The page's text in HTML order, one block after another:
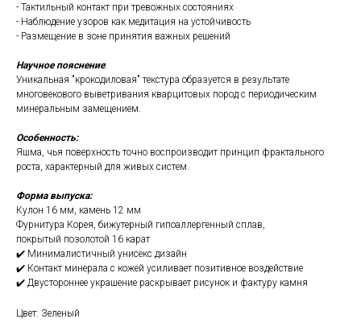
- Тактильный контакт при тревожных состояниях
- Наблюдение узоров как медитация на устойчивость
- Размещение в зоне принятия важных решений
Научное пояснение:
Уникальная "крокодиловая" текстура образуется в результате
многовекового выветривания кварцитовых пород с периодическим
минеральным замещением.
Особенность:
Яшма, чья поверхность точно воспроизводит принцип фрактального
роста, характерный для живых систем.
Форма выпуска:
Кулон 16 мм, камень 12 мм
Фурнитура Корея, бижутерный гипоаллергенный сплав,
покрытый позолотой 16 карат
✔️ Минималистичный унисекс дизайн
✔️ Контакт минерала с кожей усиливает позитивное воздействие
✔️ Двустороннее украшение раскрывает рисунок и фактуру камня
Цвет: Зеленый